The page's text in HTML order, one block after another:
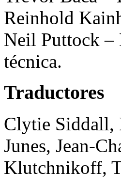
Reinhold
Neil Puttock –
técnica.
Traductores
Clytie Siddall,
Junes, Jean-
Klutchnikoff,